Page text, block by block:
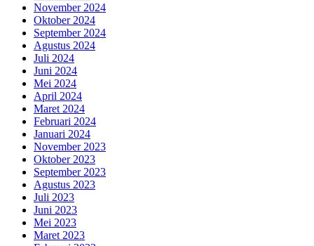
November 2024
Oktober 2024
September 2024
Agustus 2024
Juli 2024
Juni 2024
Mei 2024
April 2024
Maret 2024
Februari 2024
Januari 2024
November 2023
Oktober 2023
September 2023
Agustus 2023
Juli 2023
Juni 2023
Mei 2023
Maret 2023